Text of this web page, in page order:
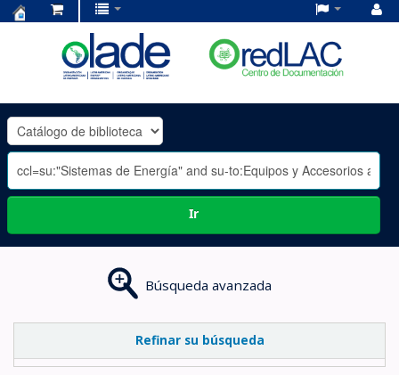
OLADE
-
Ir
Búsqueda avanzada
Refinar su búsqueda